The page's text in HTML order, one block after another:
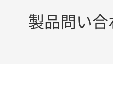
製品問い合